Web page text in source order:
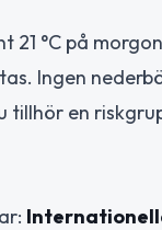
°C på
Ingen
tillhör en